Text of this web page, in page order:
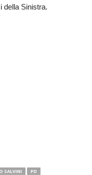
della Sinistra.
SALVINI
PD